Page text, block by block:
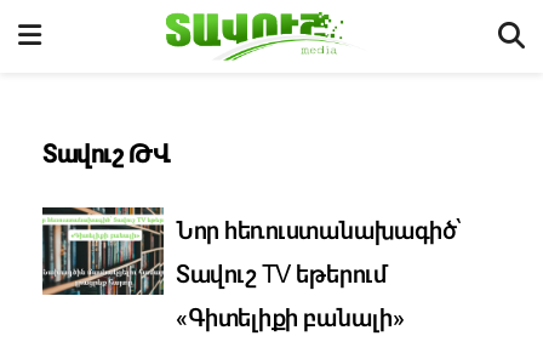
Տավուշ ԹՎ
Նոր հեռուստանախագիծ՝
Տավուշ TV եթերում
«Գիտելիքի բանալի»